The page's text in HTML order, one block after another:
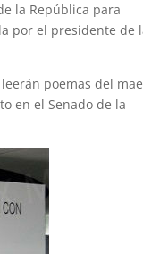
la República para
por el presidente de
poemas del
en el Senado de la